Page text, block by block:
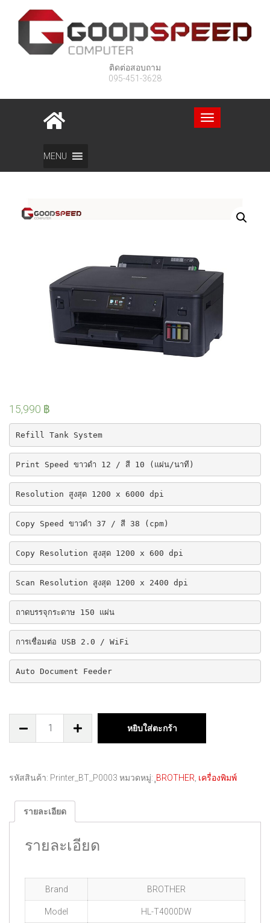
ติดต่อสอบถาม
095-451-3628
Toggle
navigation
MENU
สินค้า
15,990 ฿
Refill Tank System
Print Speed ขาวดำ 12 / สี 10 (แผ่น/นาที)
Resolution สูงสุด 1200 x 6000 dpi
Copy Speed ขาวดำ 37 / สี 38 (cpm)
Copy Resolution สูงสุด 1200 x 600 dpi
Scan Resolution สูงสุด 1200 x 2400 dpi
ถาดบรรจุกระดาษ 150 แผ่น
การเชื่อมต่อ USB 2.0 / WiFi
Auto Document Feeder
หยิบใส่ตะกร้า
รหัสสินค้า: Printer_BT_P0003 หมวดหมู่: ฺฺBROTHER เครื่องพิมพ์
รายละเอียด
รายละเอียด
Brand BROTHER
Model HL-T4000DW